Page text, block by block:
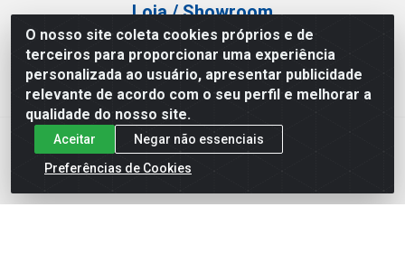
O nosso site coleta cookies próprios e de
terceiros para proporcionar uma experiência
personalizada ao usuário, apresentar publicidade
relevante de acordo com o seu perfil e melhorar a
qualidade do nosso site.
Aceitar
Negar não essenciais
Preferências de Cookies
Loja / Showroom
Tel.: (11) 3227-0546
Av Vautier, 587/597 - Pari - São Paulo/SP
Atef Distribuidora LTDA - Av. Vautier, 585/597 - Pari - São
Paulo/SP - CEP 03.032-000 - CNPJ 27.717.135/0001-29